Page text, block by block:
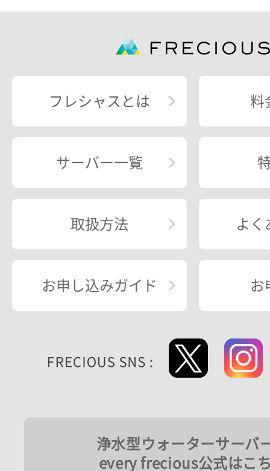
フレシャスとは 料
サーバー一覧
取扱方法 よく
お申し込みガイド お
浄水型ウォーターサーバ
every frecious公式はこ